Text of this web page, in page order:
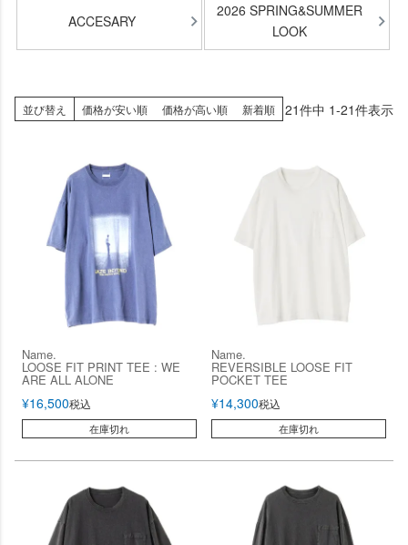
ACCESARY
2026 SPRING&SUMMER
LOOK
並び替え 価格が安い順 価格が高い順 新着順 21件中 1-21件表示
Name.
LOOSE FIT PRINT TEE : WE
ARE ALL ALONE
¥16,500税込
在庫切れ
Name.
REVERSIBLE LOOSE FIT
POCKET TEE
¥14,300税込
在庫切れ